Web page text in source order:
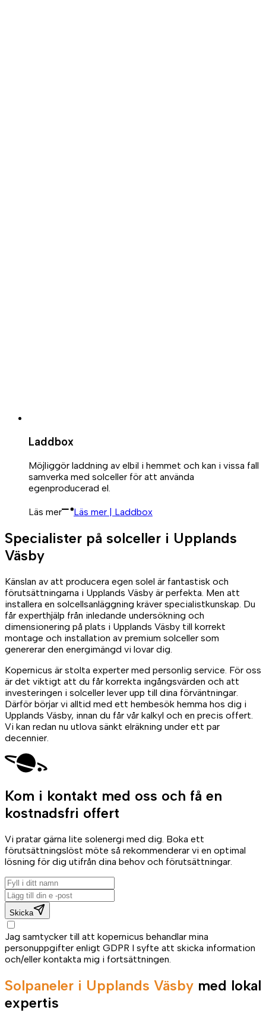
Laddbox
Möjliggör laddning av elbil i hemmet och kan i vissa fall
samverka med solceller för att använda
egenproducerad el.
Läs mer Läs mer | Laddbox
Specialister på solceller i Upplands
Väsby
Känslan av att producera egen solel är fantastisk och
förutsättningarna i Upplands Väsby är perfekta. Men att
installera en solcellsanläggning kräver specialistkunskap. Du
får experthjälp från inledande undersökning och
dimensionering på plats i Upplands Väsby till korrekt
montage och installation av premium solceller som
genererar den energimängd vi lovar dig.
Kopernicus är stolta experter med personlig service. För oss
är det viktigt att du får korrekta ingångsvärden och att
investeringen i solceller lever upp till dina förväntningar.
Därför börjar vi alltid med ett hembesök hemma hos dig i
Upplands Väsby, innan du får vår kalkyl och en precis offert.
Vi kan redan nu utlova sänkt elräkning under ett par
decennier.
Kom i kontakt med oss och få en
kostnadsfri offert
Vi pratar gärna lite solenergi med dig. Boka ett
förutsättningslöst möte så rekommenderar vi en optimal
lösning för dig utifrån dina behov och förutsättningar.
Skicka
Jag samtycker till att kopernicus behandlar mina
personuppgifter enligt GDPR I syfte att skicka information
och/eller kontakta mig i fortsättningen.
Solpaneler i Upplands Väsby med lokal
expertis